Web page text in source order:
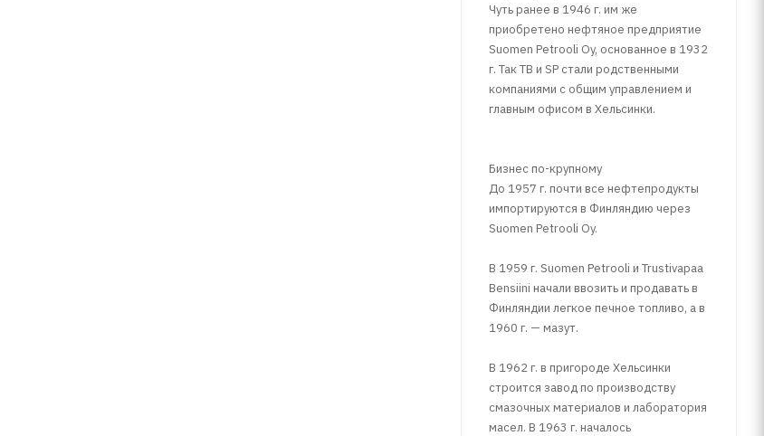
Чуть ранее в 1946 г. им же
приобретено нефтяное предприятие
Suomen Petrooli Oy, основанное в 1932
г. Так TB и SP стали родственными
компаниями с общим управлением и
главным офисом в Хельсинки.
Бизнес по-крупному
До 1957 г. почти все нефтепродукты
импортируются в Финляндию через
Suomen Petrooli Oy.
В 1959 г. Suomen Petrooli и Trustivapaa
Bensiini начали ввозить и продавать в
Финляндии легкое печное топливо, а в
1960 г. — мазут.
В 1962 г. в пригороде Хельсинки
строится завод по производству
смазочных материалов и лаборатория
масел. В 1963 г. началось